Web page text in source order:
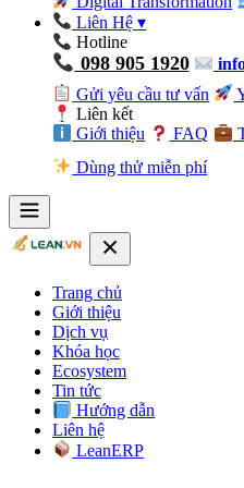
Liên Hệ▾
Hotline
098 905 1920
Gửi yêu cầu tư vấn
Liên kết
Giới thiệu
FAQ
Dùng thử miễn phí
Trang chủ
Giới thiệu
Dịch vụ
Khóa học
Ecosystem
Tin tức
Hướng dẫn
Liên hệ
LeanERP